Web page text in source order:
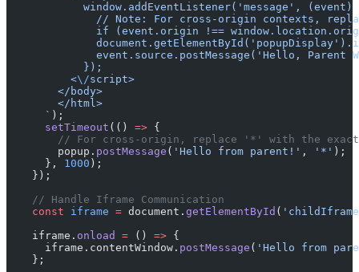
window.addEventListener('message', (event)
// Note: For cross-origin contexts,
if (event.origin !==
event.source.postMessage('Hello, Parent
            });
          <
\/script>
        </body>
        </html>
      `
);
      setTimeout
(() => {
// For cross-origin, replace '*' with the
        popup.
postMessage ( 'Hello from parent!' , '*' );
      },
1000 );
    });
    // Handle Iframe Communication
    const
iframe = document. getElementById (
    iframe.
onload = () => {
      iframe.contentWindow.
postMessage ( 'Hello from
    };